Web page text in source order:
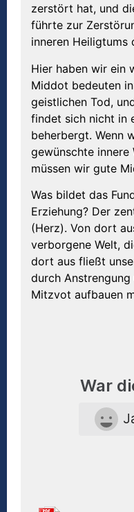
zerstört hat, und
führte zur
inneren Heiligtums
Hier haben wir ein
Middot bedeuten
geistlichen Tod,
findet sich nicht in
beherbergt. Wenn
gewünschte innere
müssen wir gute
Was bildet das
Erziehung? Der
(Herz). Von dort
verborgene Welt,
dort aus fließt
durch
Mitzvot aufbauen
War